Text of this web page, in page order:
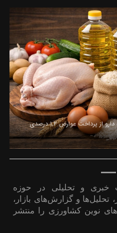
خبری و تحلیلی در حوزه
تحلیل‌ها و گزارش‌های بازار،
نوین کشاورزی را منتشر